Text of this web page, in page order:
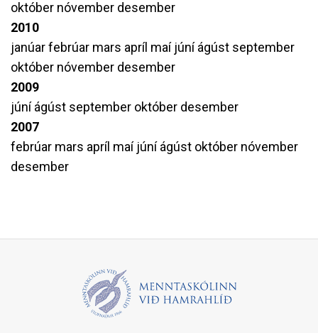
október nóvember desember
2010
janúarfebrúar mars apríl maí júníágúst september
október nóvember desember
2009
júníágúst september október desember
2007
febrúar mars apríl maí júníágúst október nóvember
desember